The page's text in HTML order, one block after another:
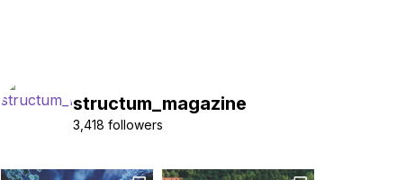
structum_magazine
3,418 followers